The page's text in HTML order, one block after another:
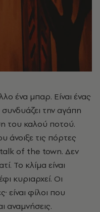
ένα μπαρ. Είναι ένας
την αγάπη
του καλού ποτού.
άνοιξε τις πόρτες
talk of the town. Δεν
Το κλίμα είναι
κυριαρχεί. Οι
είναι φίλοι που
αναμνήσεις.